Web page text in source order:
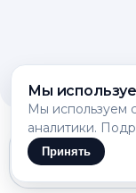
Мы
Мы используем
аналитики.
Принять